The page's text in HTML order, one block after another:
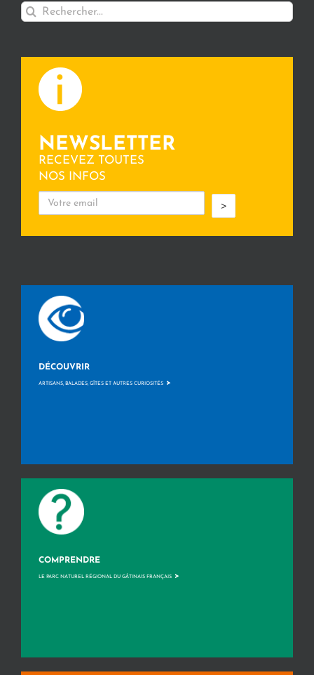
Rechercher:
NEWSLETTER
RECEVEZ TOUTES
NOS INFOS
>
DÉCOUVRIR
ARTISANS, BALADES, GÎTES ET AUTRES CURIOSITÉS >
COMPRENDRE
LE PARC NATUREL RÉGIONAL DU GÂTINAIS FRANÇAIS >